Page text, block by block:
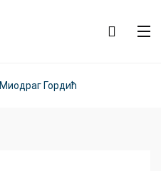
Миодраг Гордић